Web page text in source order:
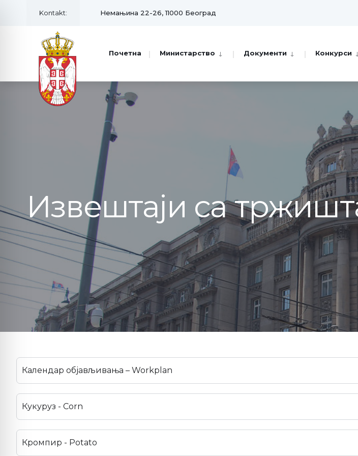
Kontakt: Немањина 22-26, 11000 Београд
Почетна Министарство Документи Конкурси
Извештаји са
Календар објављивања – Workplan
Кукуруз - Corn
Кромпир - Potato